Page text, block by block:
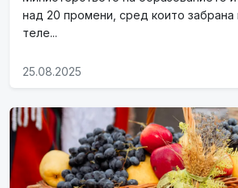
над 20 промени, сред които забрана
теле...
25.08.2025